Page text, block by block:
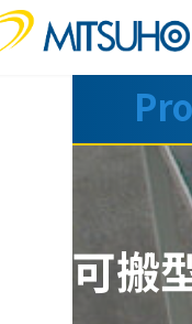
可搬